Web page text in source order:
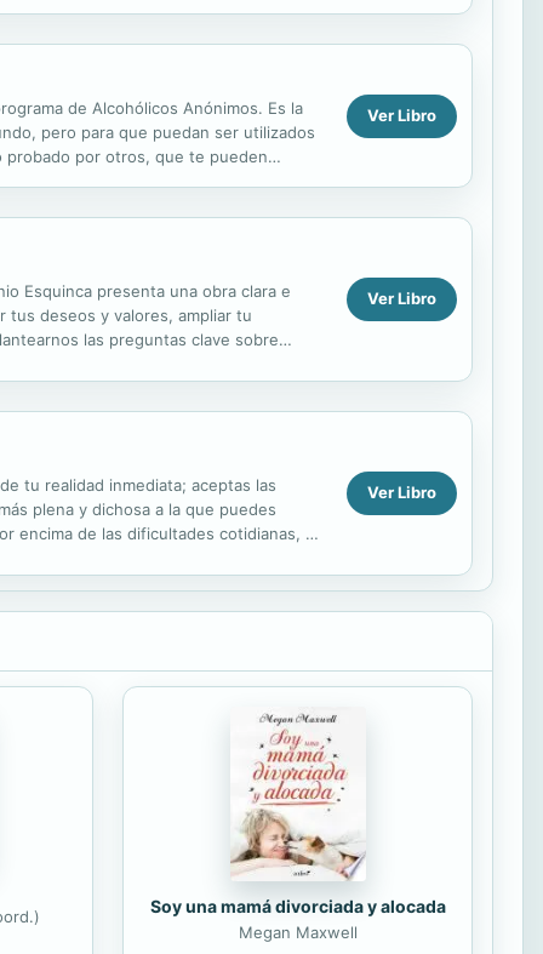
de Alcohólicos Anónimos. Es la
pero para que puedan ser utilizados
probado por otros, que te pueden
Ver Libro
Esquinca presenta una obra clara e
deseos y valores, ampliar tu
las preguntas clave sobre
Ver Libro
tu realidad inmediata; aceptas las
plena y dichosa a la que puedes
encima de las dificultades cotidianas, no
Ver Libro
Soy una mamá divorciada y alocada
Megan Maxwell